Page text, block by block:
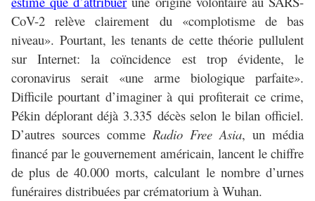
CoV-2 relève clairement du «complotisme de bas
niveau». Pourtant, les tenants de cette théorie pullulent
sur Internet: la coïncidence est trop évidente, le
coronavirus serait «une arme biologique parfaite».
Difficile pourtant d’imaginer à qui profiterait ce crime,
Pékin déplorant déjà 3.335 décès selon le bilan officiel.
D’autres sources comme Radio Free Asia, un média
financé par le gouvernement américain, lancent le chiffre
de plus de 40.000 morts, calculant le nombre d’urnes
funéraires distribuées par crématorium à Wuhan.